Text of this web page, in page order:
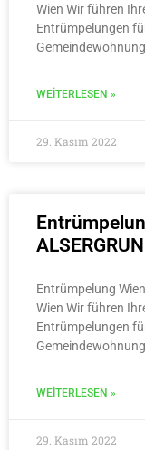
Wien Wir führen
Entrümpelungen
WEITERLESEN »
29. Kasım 2022
Entrümpelung
Wien Wir führen
Entrümpelungen
WEITERLESEN »
29. Kasım 2022